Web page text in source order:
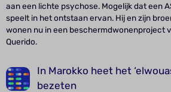
aan een lichte psychose. Mogelijk dat een
speelt in het ontstaan ervan. Hij en zijn
wonen nu in een beschermdwonenproject
Querido.
In Marokko heet het
bezeten